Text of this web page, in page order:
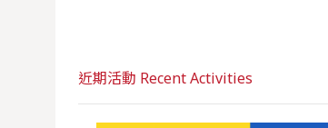
近期活動 Recent Activities